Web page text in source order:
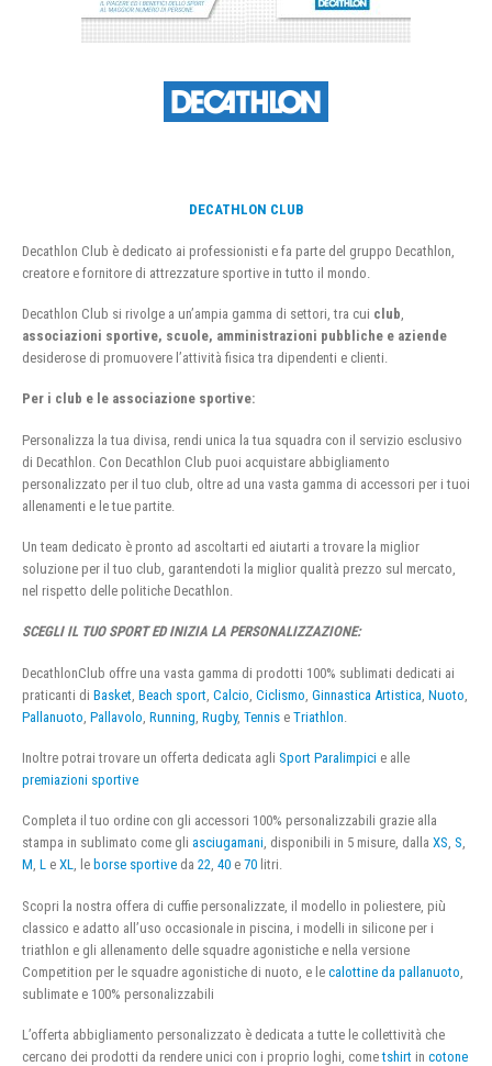
DECATHLON CLUB
Decathlon Club è dedicato ai professionisti e fa parte del gruppo Decathlon,
creatore e fornitore di attrezzature sportive in tutto il mondo.
Decathlon Club si rivolge a un’ampia gamma di settori, tra cui club
associazioni sportive, scuole, amministrazioni pubbliche e aziende
desiderose di promuovere l’attività fisica tra dipendenti e clienti.
Per i club e le associazione sportive:
Personalizza la tua divisa, rendi unica la tua squadra con il servizio esclusivo
di Decathlon. Con Decathlon Club puoi acquistare abbigliamento
personalizzato per il tuo club, oltre ad una vasta gamma di accessori per i tuoi
allenamenti e le tue partite.
Un team dedicato è pronto ad ascoltarti ed aiutarti a trovare la miglior
soluzione per il tuo club, garantendoti la miglior qualità prezzo sul mercato,
nel rispetto delle politiche Decathlon.
SCEGLI IL TUO SPORT ED INIZIA LA PERSONALIZZAZIONE:
DecathlonClub offre una vasta gamma di prodotti 100% sublimati dedicati ai
praticanti di Basket Beach sport Calcio Ciclismo Ginnastica Artistica Nuoto
Pallanuoto Pallavolo Running Rugby, Tennis e Triathlon
Inoltre potrai trovare un offerta dedicata agli Sport Paralimpici e alle
premiazioni sportive
Completa il tuo ordine con gli accessori 100% personalizzabili grazie alla
stampa in sublimato come gli asciugamani, disponibili in 5 misure, dalla XS, S,
M, L e XL, le borse sportive da 22, 40 e 70 litri.
Scopri la nostra offera di cuffie personalizzate, il modello in poliestere, più
classico e adatto all’uso occasionale in piscina, i modelli in silicone per i
triathlon e gli allenamento delle squadre agonistiche e nella versione
Competition per le squadre agonistiche di nuoto, e le calottine da pallanuoto
sublimate e 100% personalizzabili
L’offerta abbigliamento personalizzato è dedicata a tutte le collettività che
cercano dei prodotti da rendere unici con i proprio loghi, cometshirt in cotone